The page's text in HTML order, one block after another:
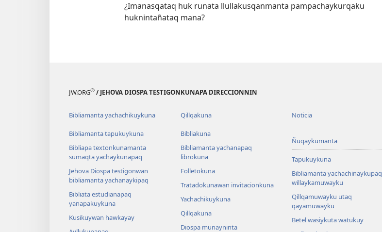
¿Imanasqataq huk runata llullakusqanmanta pampachaykurqaku
huknintañataq mana?
JW.ORG® / JEHOVA DIOSPA TESTIGONKUNAPA DIRECCIONNIN
Bibliamanta yachachikuykuna
Bibliamanta tapukuykuna
Bibliapa textonkunamanta
sumaqta yachaykunapaq
Jehova Diospa testigonwan
bibliamanta yachanaykipaq
Bibliata estudianapaq
yanapakuykuna
Kusikuywan hawkayay
Qillqakuna
Bibliakuna
Bibliamanta yachanapaq
librokuna
Folletokuna
Tratadokunawan invitacionkuna
Yachachikuykuna
Qillqakuna
Diospa munayninta
Noticia
Ñuqaykumanta
Tapukuykuna
Bibliamanta yachachinaykupaq
willaykamuwayku
Qillqamuwayku utaq
qayamuwayku
Betel wasiykuta watukuy